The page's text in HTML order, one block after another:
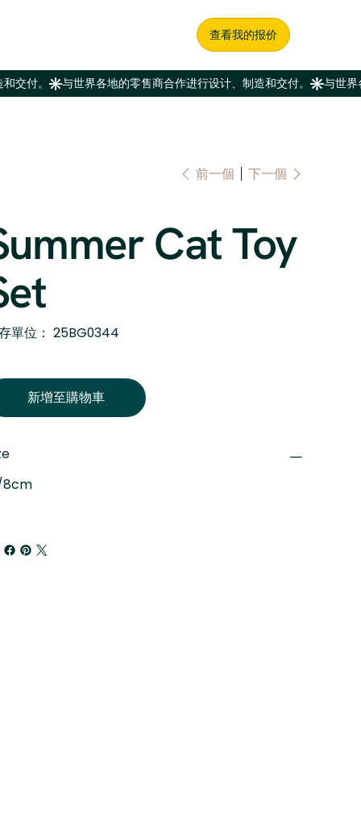
查看我的报价
前一個 下一個
Cat Toy
單位：
SKU
25BG0344
25BG0344
新增至購物車